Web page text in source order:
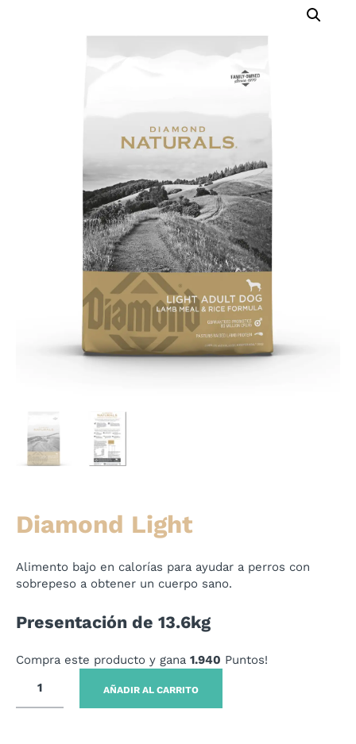
Diamond Light
Alimento bajo en calorías para ayudar a perros con
sobrepeso a obtener un cuerpo sano.
Presentación de 13.6kg
Compra este producto y gana 1.940 Puntos!
AÑADIR AL CARRITO